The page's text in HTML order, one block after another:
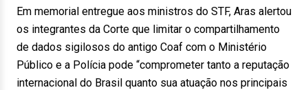
Em memorial entregue aos ministros do STF, Aras alertou
os integrantes da Corte que limitar o compartilhamento
de dados sigilosos do antigo Coaf com o Ministério
Público e a Polícia pode “comprometer tanto a reputação
internacional do Brasil quanto sua atuação nos principais